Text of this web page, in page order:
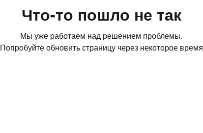
Что-то пошло не так
Мы уже работаем над решением проблемы.
Попробуйте обновить страницу через некоторое время